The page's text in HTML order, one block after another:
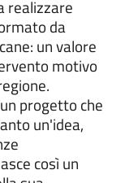
realizzare
da
un valore
motivo
progetto che
un'idea,
così un